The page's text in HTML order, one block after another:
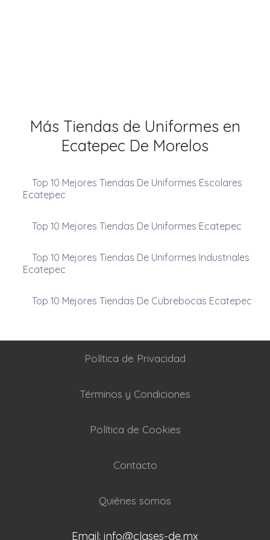
Más Tiendas de Uniformes en
Ecatepec De Morelos
Top 10 Mejores Tiendas De Uniformes Escolares
Ecatepec
Top 10 Mejores Tiendas De Uniformes Ecatepec
Top 10 Mejores Tiendas De Uniformes Industriales
Ecatepec
Top 10 Mejores Tiendas De Cubrebocas Ecatepec
Política de Privacidad
Términos y Condiciones
Política de Cookies
Contacto
Quiénes somos
Email: info@clases-de.mx